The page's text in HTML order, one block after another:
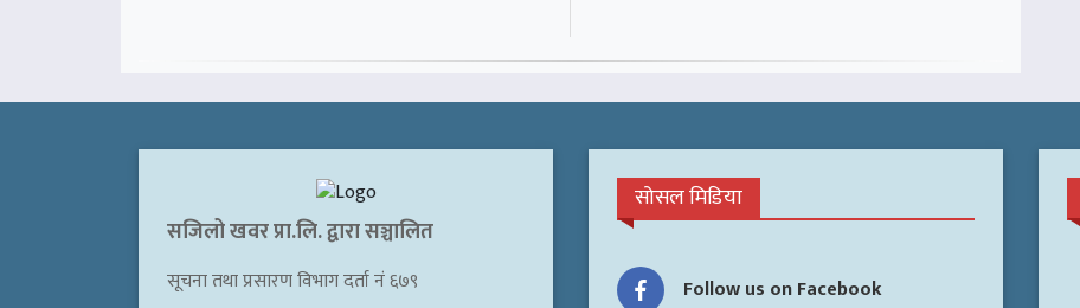
सजिलो खवर प्रा.लि. द्वारा सञ्चालित
सूचना तथा प्रसारण विभाग दर्ता नं ६७९
सोसल मिडिया
Follow us on Facebook